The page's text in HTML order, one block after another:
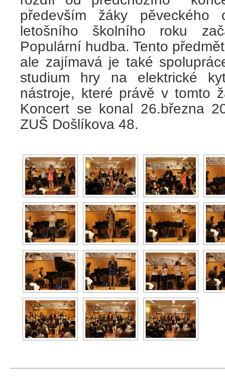
především žáky
letošního školního roku
Populární hudba. Tento
ale zajímavá je také
studium hry na elektrické
nástroje, které právě v tomto
Koncert se konal 26.března
ZUŠ Došlíkova 48.